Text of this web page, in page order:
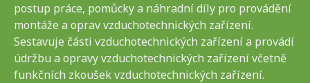
postup práce, pomůcky a náhradní díly pro provádění
montáže a oprav vzduchotechnických zařízení.
Sestavuje části vzduchotechnických zařízení a provádí
údržbu a opravy vzduchotechnických zařízení včetně
funkčních zkoušek vzduchotechnických zařízení.